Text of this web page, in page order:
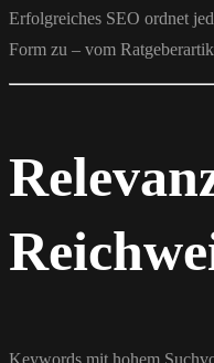
Erfolgreiches SEO ordnet
Form zu – vom
Keywords mit hohem